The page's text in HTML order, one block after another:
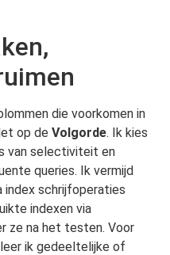
die voorkomen in
op de Volgorde. Ik kies
van selectiviteit en
queries. Ik vermijd
index schrijfoperaties
indexen via
ze na het testen. Voor
ik gedeeltelijke of